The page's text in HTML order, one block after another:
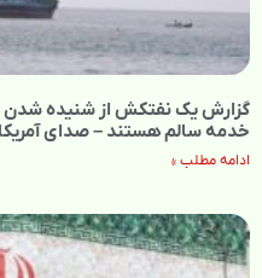
گزارش یک نفتکش از شنیده شدن
خدمه سالم هستند – صدای آمریکا
ادامه مطلب »